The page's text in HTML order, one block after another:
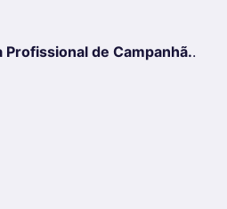
Profissional de Campanhã..